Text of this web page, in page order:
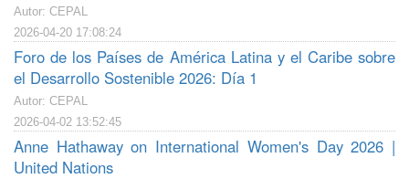
Autor: CEPAL
2026-04-20 17:08:24
Foro de los Países de América Latina y el Caribe sobre
el Desarrollo Sostenible 2026: Día 1
Autor: CEPAL
2026-04-02 13:52:45
Anne Hathaway on International Women's Day 2026 |
United Nations